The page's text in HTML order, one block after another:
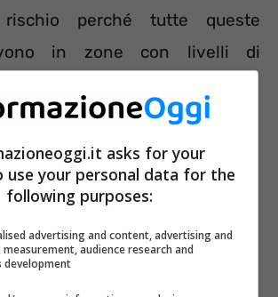
perché tutte queste
in zone con livelli di
oltre i limiti previsti dall’OMS.
asks for your
use your personal data for the
following purposes:
advertising and content, advertising and
audience research and
development